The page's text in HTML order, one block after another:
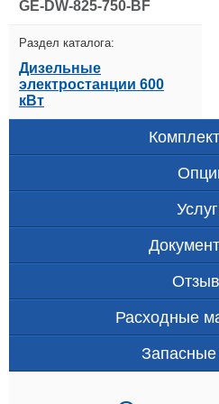
GE-DW-825-750-BF
Раздел каталога:
Дизельные
электростанции 600
кВт
Расходные
Запасные